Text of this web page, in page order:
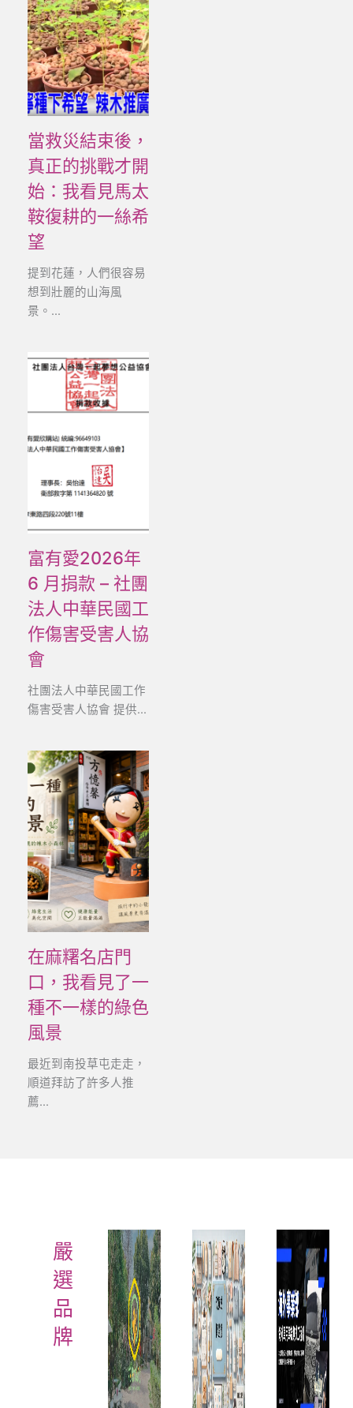
當救災結束後，
真正的挑戰才開
始：我看見馬太
鞍復耕的一絲希
望
提到花蓮，人們很容易
想到壯麗的山海風
景。...
富有愛2026年
6 月捐款 – 社團
法人中華民國工
作傷害受害人協
會
社團法人中華民國工作
傷害受害人協會 提供...
在麻糬名店門
口，我看見了一
種不一樣的綠色
風景
最近到南投草屯走走，
順道拜訪了許多人推
薦...
嚴
選
品
牌